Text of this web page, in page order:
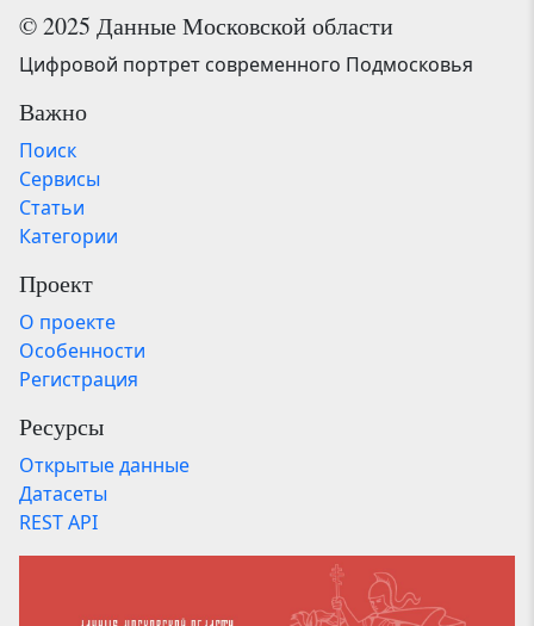
© 2025 Данные Московской области
Цифровой портрет современного Подмосковья
Важно
Поиск
Сервисы
Статьи
Категории
Проект
О проекте
Особенности
Регистрация
Ресурсы
Открытые данные
Датасеты
REST API